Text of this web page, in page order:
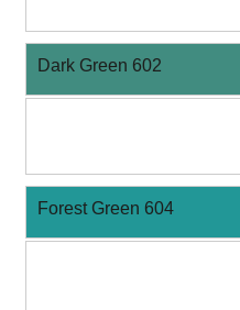
Dark Green 602
Forest Green 604